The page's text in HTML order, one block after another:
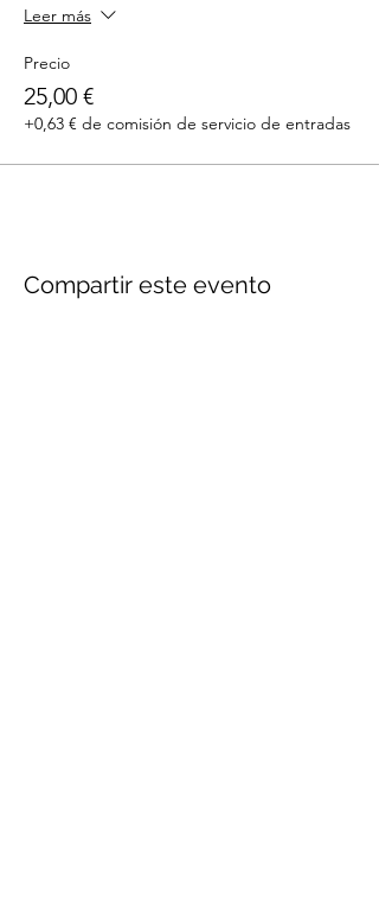
Leer más
Precio
25,00 €
+0,63 € de comisión de servicio de entradas
Compartir este evento